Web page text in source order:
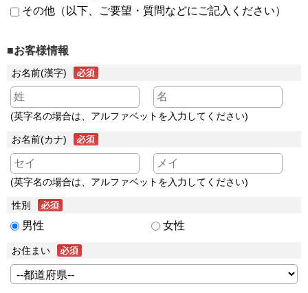
その他（以下、ご要望・質問などにご記入ください）
■お客様情報
お名前(漢字)
(英字名の場合は、アルファベットを入力してください)
お名前(カナ)
(英字名の場合は、アルファベットを入力してください)
性別
男性 女性
お住まい